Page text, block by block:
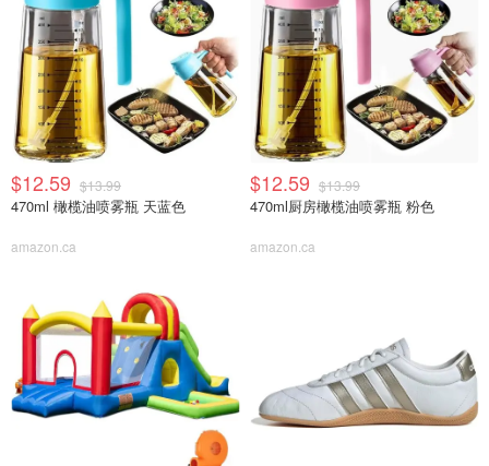
$12.59 $13.99
470ml 橄榄油喷雾瓶 天蓝色
amazon.ca
$12.59 $13.99
470ml厨房橄榄油喷雾瓶 粉色
amazon.ca